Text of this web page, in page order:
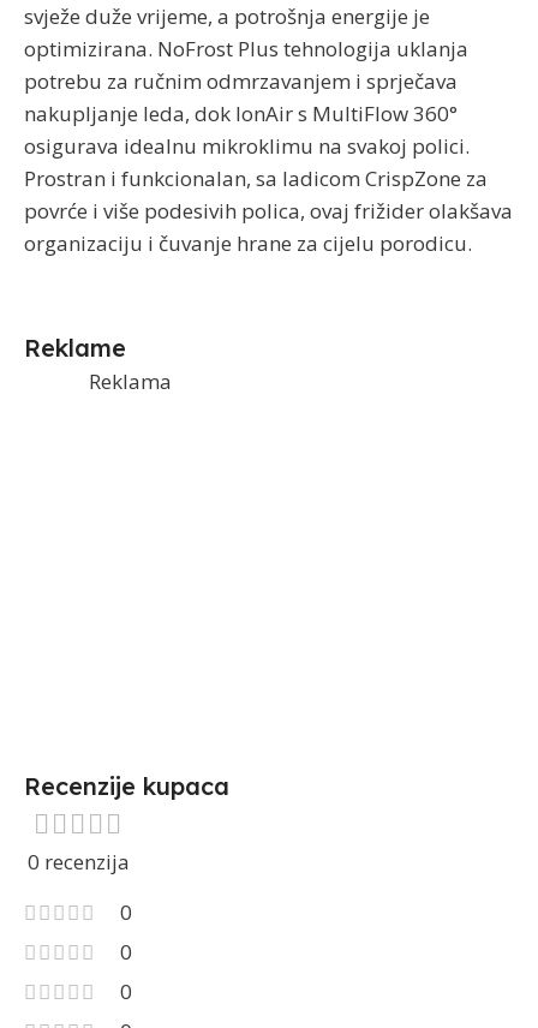
svježe duže vrijeme, a potrošnja energije je
optimizirana. NoFrost Plus tehnologija uklanja
potrebu za ručnim odmrzavanjem i sprječava
nakupljanje leda, dok IonAir s MultiFlow 360°
osigurava idealnu mikroklimu na svakoj polici.
Prostran i funkcionalan, sa ladicom CrispZone za
povrće i više podesivih polica, ovaj frižider olakšava
organizaciju i čuvanje hrane za cijelu porodicu.
Reklame
Reklama
Recenzije kupaca
0 recenzija
0
0
0